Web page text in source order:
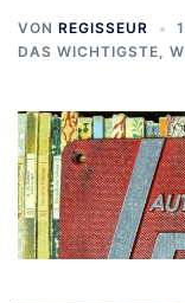
VON REGISSEUR
DAS WICHTIGSTE,